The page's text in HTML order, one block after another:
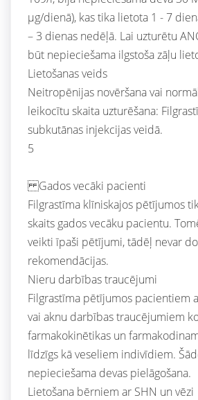
μg/dienā), kas tika lietota 1 - 7
– 3 dienas nedēļā. Lai uzturētu
būt nepieciešama ilgstoša zāļu
Lietošanas veids
Neitropēnijas novēršana vai
leikocītu skaita uzturēšana:
subkutānas injekcijas veidā.
5
Gados vecāki pacienti
Filgrastīma klīniskajos pētījumos
skaits gados vecāku pacientu.
veikti īpaši pētījumi, tādēļ nevar
rekomendācijas.
Nieru darbības traucējumi
Filgrastīma pētījumos pacientiem
vai aknu darbības traucējumiem
farmakokinētikas un
līdzīgs kā veseliem indivīdiem.
nepieciešama devas pielāgošana.
Lietošana bērniem ar SHN un vēzi